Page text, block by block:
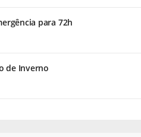
para 72h
de Inverno